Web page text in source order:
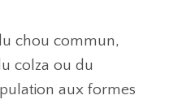
chou commun,
colza ou du
aux formes